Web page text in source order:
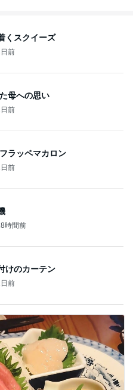
くスクイーズ
前
母への思い
前
ラッペマカロン
前
時間前
けのカーテン
前